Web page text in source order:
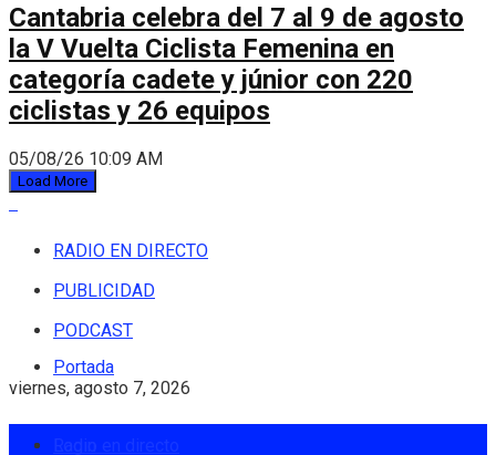
Cantabria celebra del 7 al 9 de agosto
la V Vuelta Ciclista Femenina en
categoría cadete y júnior con 220
ciclistas y 26 equipos
05/08/26 10:09 AM
Load More
RADIO EN DIRECTO
PUBLICIDAD
PODCAST
viernes, agosto 7, 2026
Portada